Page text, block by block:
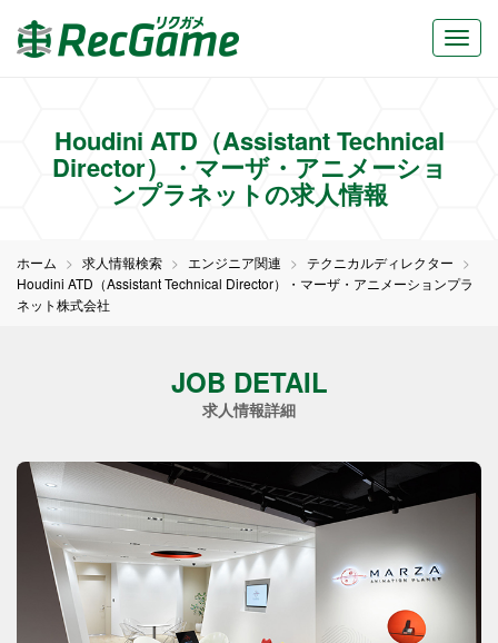
Houdini ATD（Assistant Technical
Director）・マーザ・アニメーショ
ンプラネットの求人情報
ホーム 求人情報検索 エンジニア関連
テクニカルディレクター
Houdini ATD（Assistant Technical Director）・マーザ・アニメーションプラ
ネット株式会社
JOB DETAIL
求人情報詳細